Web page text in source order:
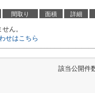
間取り 面積 詳細
ん。
せはこちら
該当公開件